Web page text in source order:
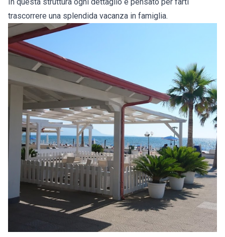
In questa struttura ogni dettaglio è pensato per farti
trascorrere una splendida vacanza in famiglia.